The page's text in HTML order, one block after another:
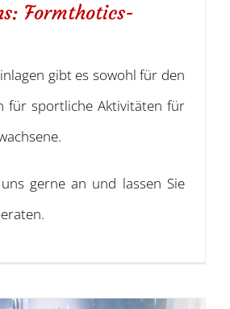
Formthotics-
gibt es sowohl für den
für sportliche Aktivitäten für
gerne an und lassen Sie